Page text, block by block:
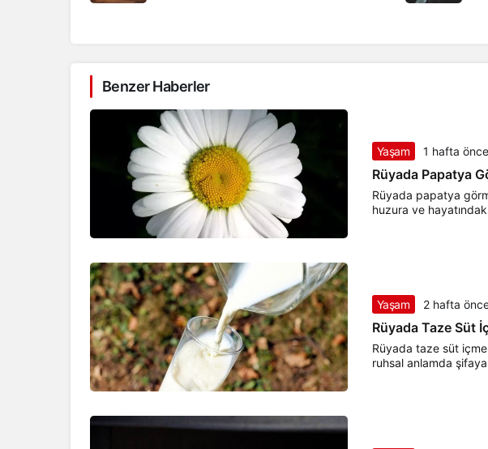
Benzer Haberler
Yaşam 1 hafta önce
Rüyada Papatya
Rüyada papatya
huzura ve
Yaşam 2 hafta
Rüyada Taze Süt
Rüyada taze süt
ruhsal anlamda